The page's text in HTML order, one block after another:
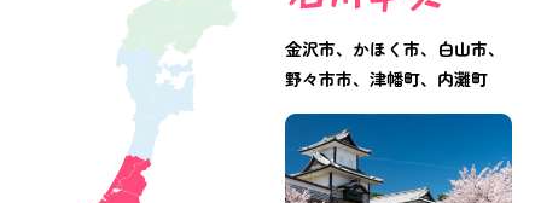
金沢市、かほく市、白山市、
野々市市、津幡町、内灘町